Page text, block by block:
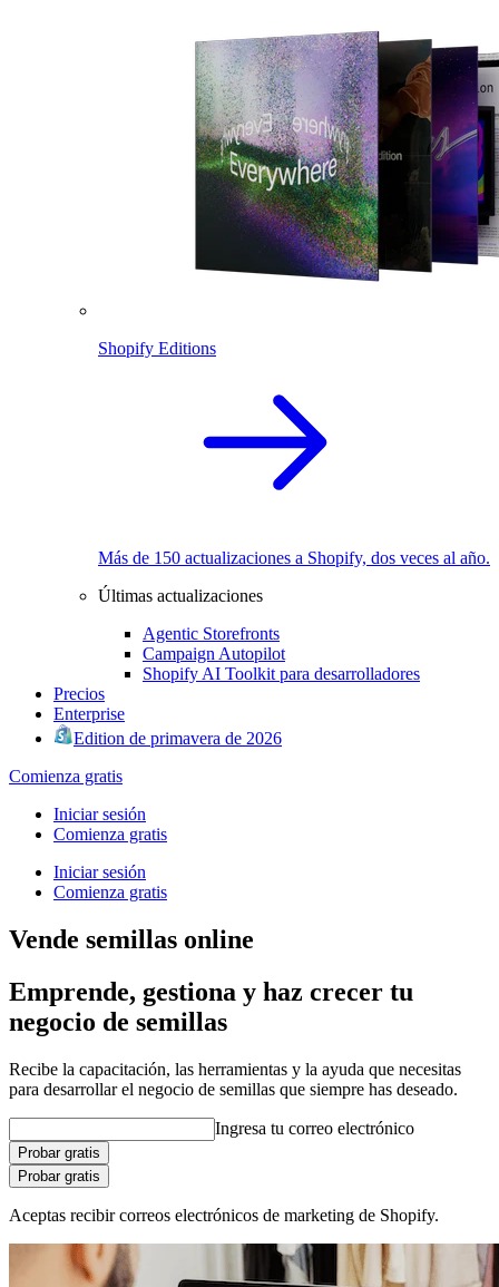
Shopify Editions
Más de 150 actualizaciones a Shopify, dos veces al año.
Últimas actualizaciones
Agentic Storefronts
Campaign Autopilot
Shopify AI Toolkit para desarrolladores
Precios
Enterprise
Edition de primavera de 2026
Comienza gratis
Iniciar sesión
Comienza gratis
Iniciar sesión
Comienza gratis
Vende semillas online
Emprende, gestiona y haz crecer tu
negocio de semillas
Recibe la capacitación, las herramientas y la ayuda que necesitas
para desarrollar el negocio de semillas que siempre has deseado.
Ingresa tu correo electrónico
Probar gratis
Probar gratis
Aceptas recibir correos electrónicos de marketing de Shopify.